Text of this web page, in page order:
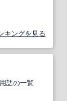
キングを見る
語の一覧